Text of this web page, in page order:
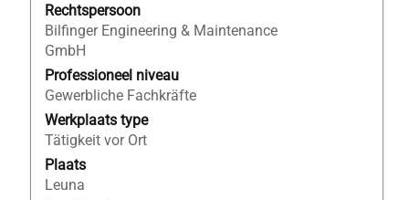
Rechtspersoon
Bilfinger Engineering & Maintenance
GmbH
Professioneel niveau
Gewerbliche Fachkräfte
Werkplaats type
Tätigkeit vor Ort
Plaats
Leuna
om
de
volledige
inhoud
van
de
functiegegevens
weer
te
geven.